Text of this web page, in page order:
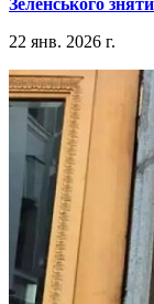
Зеленського
22 янв. 2026 г.